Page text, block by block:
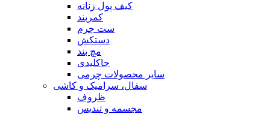
کیف پول زنانه
کمربند
ست چرم
دستکش
مچ بند
جاکلیدی
سایر محصولات چرمی
سفال، سرامیک و کاشی
ظروف
مجسمه و تندیس